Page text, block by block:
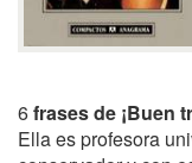
6frases de ¡Buen
Ella es profesora